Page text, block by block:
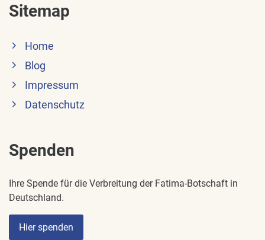
Sitemap
Home
Blog
Impressum
Datenschutz
Spenden
Ihre Spende für die Verbreitung der Fatima-Botschaft in
Deutschland.
Hier spenden